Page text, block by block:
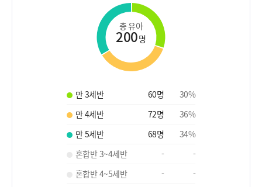
총 유아
200명
만 3세반 60명 30%
만 4세반
72명 36%
만 5세반
68명 34%
혼합반 3~4세반
-
-
혼합반 4~5세반
-
-